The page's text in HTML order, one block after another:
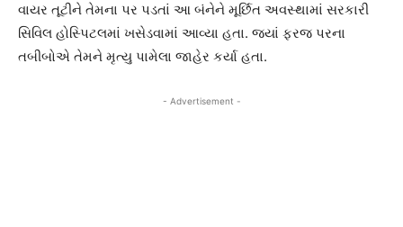
વાયર તૂટીને તેમના પર પડતાં આ બંનેને મૂર્છિત અવસ્થામાં સરકારી
સિવિલ હોસ્પિટલમાં ખસેડવામાં આવ્યા હતા. જ્યાં ફરજ પરના
તબીબોએ તેમને મૃત્યુ પામેલા જાહેર કર્યા હતા.
- Advertisement -